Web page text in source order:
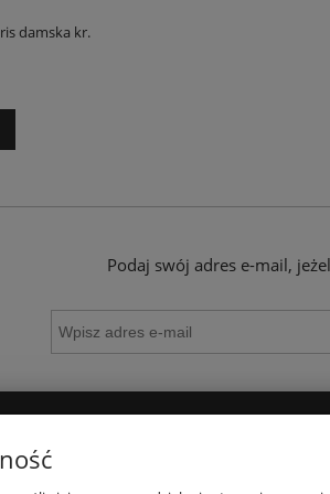
damska kr.
Podaj swój adres e-mail,